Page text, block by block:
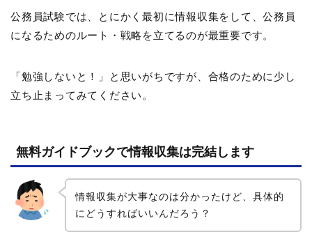
公務員試験では、とにかく最初に情報収集をして、公務員
になるためのルート・戦略を立てるのが最重要です。
「勉強しないと！」と思いがちですが、合格のために少し
立ち止まってみてください。
無料ガイドブックで情報収集は完結します
情報収集が大事なのは分かったけど、具体的
にどうすればいいんだろう？